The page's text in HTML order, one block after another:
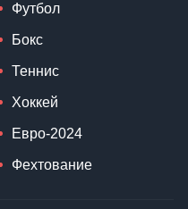
Футбол
Бокс
Теннис
Хоккей
Евро-2024
Фехтование